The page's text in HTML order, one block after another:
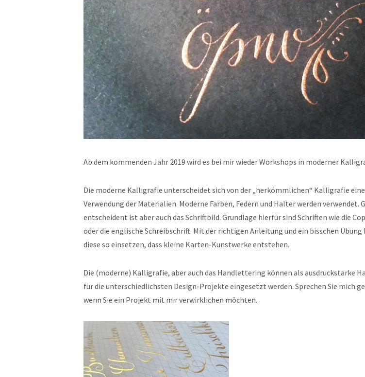
Ab dem kommenden Jahr 2019 wird es bei mir wieder Workshops in moderner
Die moderne Kalligrafie unterscheidet sich von der „herkömmlichen“ Kalligrafie
Verwendung der Materialien. Moderne Farben, Federn und Halter werden verwendet.
entscheident ist aber auch das Schriftbild. Grundlage hierfür sind Schriften wie die
oder die englische Schreibschrift. Mit der richtigen Anleitung und ein bisschen Übung
diese so einsetzen, dass kleine Karten-Kunstwerke entstehen.
Die (moderne) Kalligrafie, aber auch das Handlettering können als ausdruckstarke
für die unterschiedlichsten Design-Projekte eingesetzt werden. Sprechen Sie mich
wenn Sie ein Projekt mit mir verwirklichen möchten.